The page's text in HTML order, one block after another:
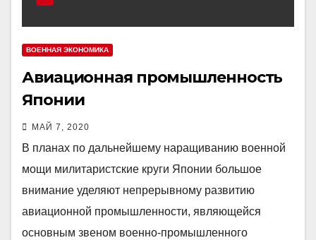
ВОЕННАЯ ЭКОНОМИКА
Авиационная промышленность
Японии
МАЙ 7, 2020
В планах по дальнейшему наращиванию военной
мощи милитаристские круги Японии большое
внимание уделяют непрерывному развитию
авиационной промышленности, являющейся
основным звеном военно-промышленного